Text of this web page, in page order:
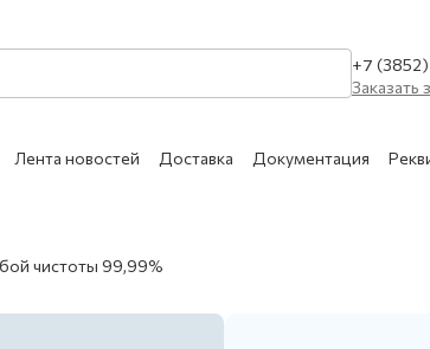
+7
Заказать
Лента новостей Доставка Документация
чистоты 99,99%